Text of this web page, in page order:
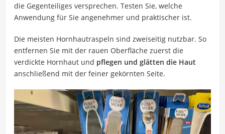
die Gegenteiliges versprechen. Testen Sie, welche
Anwendung für Sie angenehmer und praktischer ist.
Die meisten Hornhautraspeln sind zweiseitig nutzbar. So
entfernen Sie mit der rauen Oberfläche zuerst die
verdickte Hornhaut und pflegen und glätten die Haut
anschließend mit der feiner gekörnten Seite.